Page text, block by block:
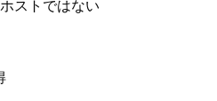
ストではない